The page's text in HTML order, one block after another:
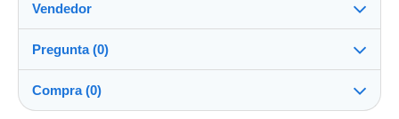
Envío tras el pago dentro de los 2 días
Vendedor
Caennais1959100%(953x)
Tienda
Pregunta (0)
Compra (0)